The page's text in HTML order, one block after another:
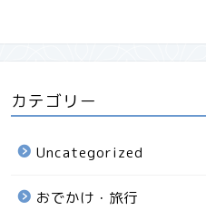
カテゴリー
Uncategorized
おでかけ・旅行